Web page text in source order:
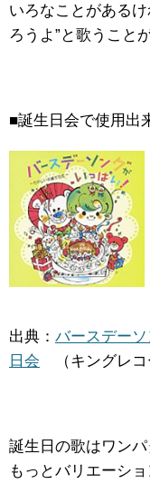
いろなことがある
ろうよ”と歌うこと
■誕生日会で使用出
出典： バースデー
日会 （キングレコ
誕生日の歌はワン
もっとバリエーシ